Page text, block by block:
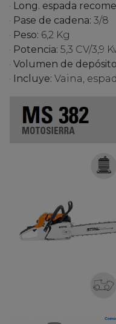
· Long. espada
· Pase de cadena: 3/8
· Peso: 6,2 Kg
· Potencia: 5,3 CV/3,9
· Volumen de
· Incluye: Vaina,